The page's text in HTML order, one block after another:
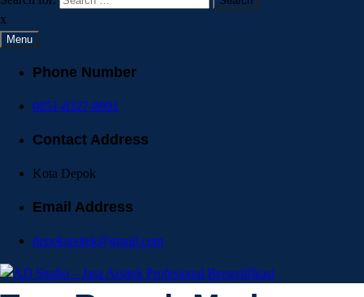
x
Menu
Phone Number
0851-8327-8991
Contact Address
Kota Depok
Email Address
depokarsitek@gmail.com